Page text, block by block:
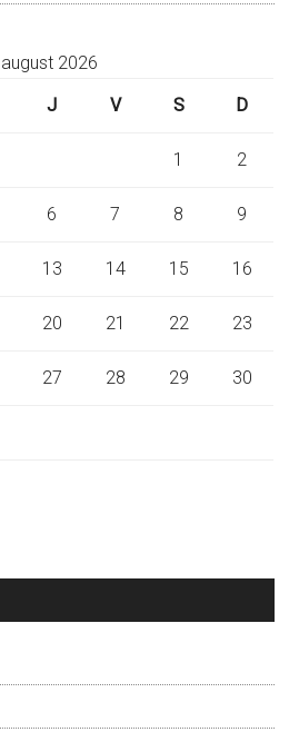
august 2026
J V S D
1 2
6 7 8 9
13 14 15 16
20 21 22 23
27 28 29 30